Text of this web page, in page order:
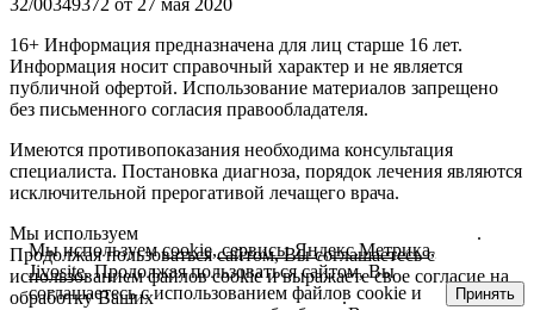
16+ Информация предназначена для лиц старше 16 лет.
Информация носит справочный характер и не является
публичной офертой. Использование материалов запрещено
без письменного согласия правообладателя.
Имеются противопоказания необходима консультация
специалиста. Постановка диагноза, порядок лечения являются
исключительной прерогативой лечащего врача.
Мы используем
.
Продолжая пользоваться сайтом, Вы соглашаетесь с
использованием файлов cookie и выражаете свое согласие на
обработку Вашихперсональных данных.
Мы используемcookie, сервисы Яндекс.Метрика,
Jivosite. Продолжая пользоваться сайтом, Вы
соглашаетесь с использованием файлов cookie и
Принять